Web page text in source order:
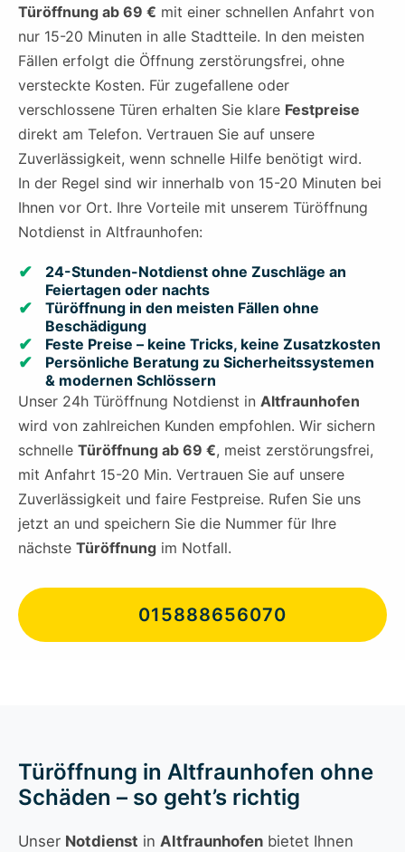
Türöffnung ab 69 € mit einer schnellen Anfahrt von
nur 15-20 Minuten in alle Stadtteile. In den meisten
Fällen erfolgt die Öffnung zerstörungsfrei, ohne
versteckte Kosten. Für zugefallene oder
verschlossene Türen erhalten Sie klare Festpreise
direkt am Telefon. Vertrauen Sie auf unsere
Zuverlässigkeit, wenn schnelle Hilfe benötigt wird.
In der Regel sind wir innerhalb von 15-20 Minuten bei
Ihnen vor Ort. Ihre Vorteile mit unserem Türöffnung
Notdienst in Altfraunhofen:
24-Stunden-Notdienst ohne Zuschläge an
Feiertagen oder nachts
Türöffnung in den meisten Fällen ohne
Beschädigung
Feste Preise – keine Tricks, keine Zusatzkosten
Persönliche Beratung zu Sicherheitssystemen
& modernen Schlössern
Unser 24h Türöffnung Notdienst in Altfraunhofen
wird von zahlreichen Kunden empfohlen. Wir sichern
schnelle Türöffnung ab 69 €, meist zerstörungsfrei,
mit Anfahrt 15-20 Min. Vertrauen Sie auf unsere
Zuverlässigkeit und faire Festpreise. Rufen Sie uns
jetzt an und speichern Sie die Nummer für Ihre
nächste Türöffnung im Notfall.
015888656070
Türöffnung in Altfraunhofen ohne
Schäden – so geht’s richtig
Unser Notdienst in Altfraunhofen bietet Ihnen